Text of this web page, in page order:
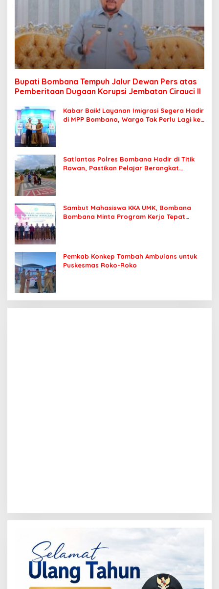
Bupati Bombana Tempuh Jalur Dewan Pers atas
Pemberitaan Dugaan Korupsi Jembatan Cirauci II
Kabar Baik! Layanan Imigrasi Segera Hadir
di MPP Bombana, Warga Tak Perlu Lagi ke
Satlantas Polres Bombana Hadir di Titik
Rawan, Pastikan Pelajar Berangkat
Sambut Mahasiswa KKA UMK, Bombana
Bombana Minta Program Kerja Tepat
Pemkab Konkep Tambah Ambulans untuk
Puskesmas Roko-Roko